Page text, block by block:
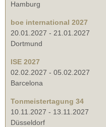
Hamburg
boe international 2027
20.01.2027 - 21.01.2027
Dortmund
ISE 2027
02.02.2027 - 05.02.2027
Barcelona
Tonmeistertagung 34
10.11.2027 - 13.11.2027
Düsseldorf